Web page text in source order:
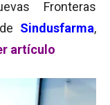
Fronteras
Sindusfarma,
artículo